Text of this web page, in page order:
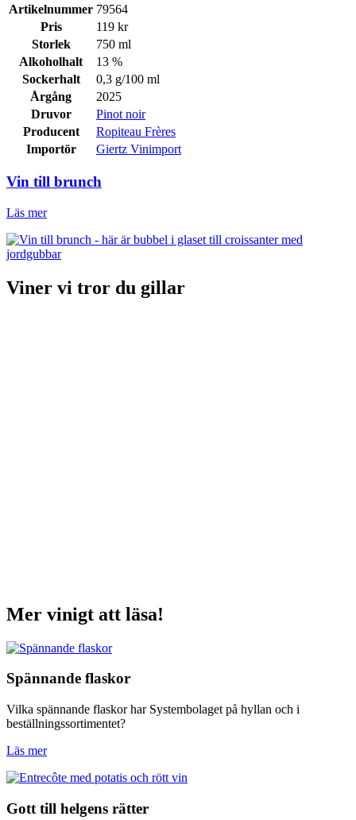
Artikelnummer 79564
Pris
119 kr
Storlek
750 ml
Alkoholhalt
13 %
Sockerhalt
0,3 g/100 ml
Årgång
2025
Druvor
Pinot noir
Producent
Ropiteau Frères
Importör
Giertz Vinimport
Vin till brunch
Läs mer
Viner vi tror du gillar
Mer vinigt att läsa!
Spännande flaskor
Vilka spännande flaskor har Systembolaget på hyllan och i
beställningssortimentet?
Läs mer
Gott till helgens rätter